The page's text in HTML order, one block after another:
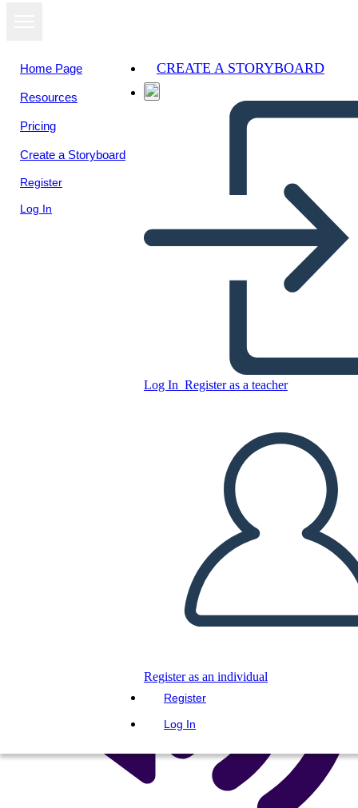
Home Page
Resources
Pricing
Create a Storyboard
Register
Log In
CREATE A STORYBOARD
Log In Register as a teacher
Register as an individual
Register
Log In
Untitled Storyboard
CREATE A STORYBOARD
PLAY SLIDESHOW
READ TO ME
View as
slideshow